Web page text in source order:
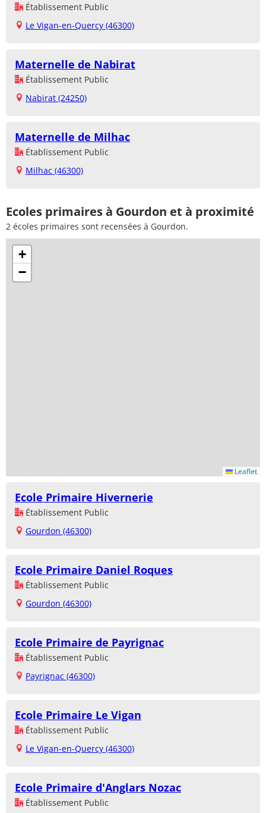
Établissement Public
Le Vigan-en-Quercy (46300)
Maternelle de Nabirat
Établissement Public
Nabirat (24250)
Maternelle de Milhac
Établissement Public
Milhac (46300)
Ecoles primaires à Gourdon et à proximité
2 écoles primaires sont recensées à Gourdon.
+
−
Leaflet
Ecole Primaire Hivernerie
Établissement Public
Gourdon (46300)
Ecole Primaire Daniel Roques
Établissement Public
Gourdon (46300)
Ecole Primaire de Payrignac
Établissement Public
Payrignac (46300)
Ecole Primaire Le Vigan
Établissement Public
Le Vigan-en-Quercy (46300)
Ecole Primaire d'Anglars Nozac
Établissement Public